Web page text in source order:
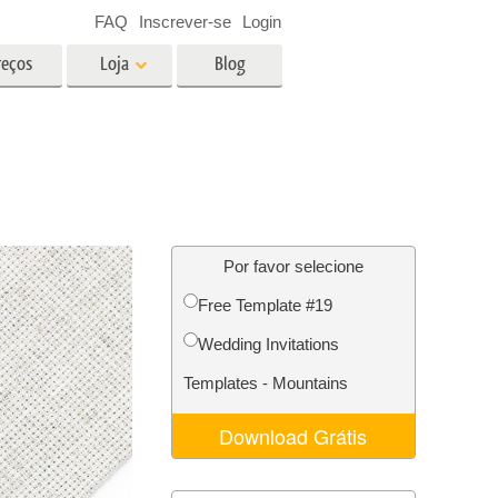
de
Foto Restauração Serviços
Loja Blog
FAQ Inscrever-se Login
Por favor selecione
Free Template #19
Wedding Invitations
Templates - Mountains
Download Grátis